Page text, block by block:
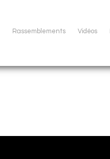
Rassemblements Vidéos